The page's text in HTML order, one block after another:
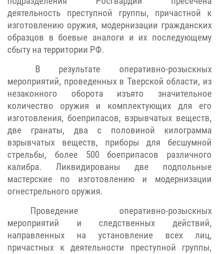
деятельность преступной группы, причастной к
изготовлению оружия, модернизации гражданских
образцов в боевые аналоги и их последующему
сбыту на территории РФ.
В результате оперативно-розыскных
мероприятий, проведенных в Тверской области, из
незаконного оборота изъято значительное
количество оружия и комплектующих для его
изготовления, боеприпасов, взрывчатых веществ,
две гранаты, два с половиной килограмма
взрывчатых веществ, приборы для бесшумной
стрельбы, более 500 боеприпасов различного
калибра. Ликвидированы две подпольные
мастерские по изготовлению и модернизации
огнестрельного оружия.
Проведение оперативно-розыскных
мероприятий и следственных действий,
направленных на установление всех лиц,
причастных к деятельности преступной группы,